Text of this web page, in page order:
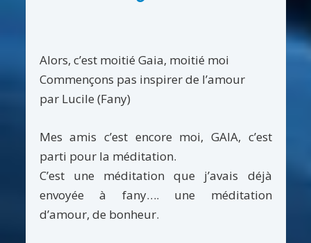
Alors, c’est moitié Gaia, moitié moi
Commençons pas inspirer de l’amour
par Lucile (Fany)
Mes amis c’est encore moi, GAIA, c’est
parti pour la méditation.
C’est une méditation que j’avais déjà
envoyée à fany…. une méditation
d’amour, de bonheur.